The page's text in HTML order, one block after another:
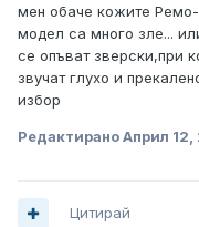
мен обаче кожите Ремо-
модел са много зле...
се опъват зверски,при
звучат глухо и
избор
РедактираноАприл
Цитирай